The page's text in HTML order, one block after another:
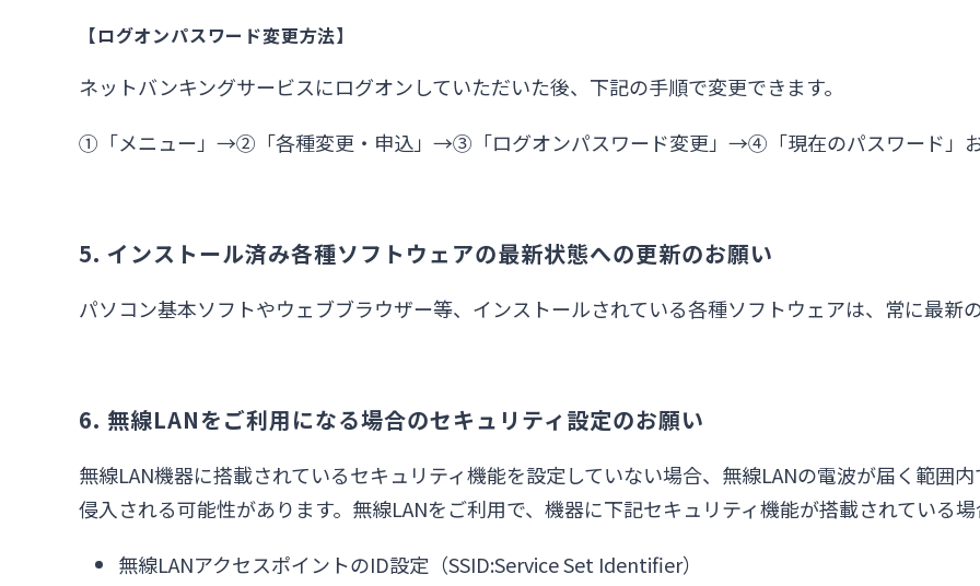
【ログオンパスワード変更方法】
ネットバンキングサービスにログオンしていただいた後、下記の手順で変更できます。
①「メニュー」→②「各種変更・申込」→③「ログオンパスワード変更」→④「現在のパスワード」
5. インストール済み各種ソフトウェアの最新状態への更新のお願い
パソコン基本ソフトやウェブブラウザー等、インストールされている各種ソフトウェアは、常に最新
6. 無線LANをご利用になる場合のセキュリティ設定のお願い
無線LAN機器に搭載されているセキュリティ機能を設定していない場合、無線LANの電波が届く範囲
侵入される可能性があります。無線LANをご利用で、機器に下記セキュリティ機能が搭載されている
無線LANアクセスポイントのID設定（SSID:Service Set Identifier）